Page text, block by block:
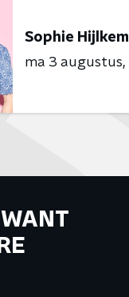
Sophie
ma 3 augustus